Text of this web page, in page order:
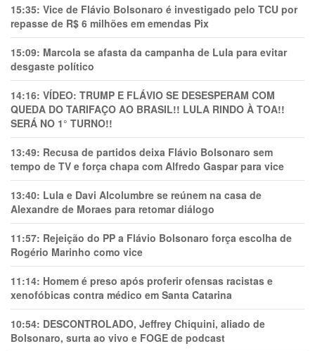
15:35: Vice de Flávio Bolsonaro é investigado pelo TCU por
repasse de R$ 6 milhões em emendas Pix
15:09: Marcola se afasta da campanha de Lula para evitar
desgaste político
14:16: VÍDEO: TRUMP E FLÁVIO SE DESESPERAM COM
QUEDA DO TARIFAÇO AO BRASIL!! LULA RINDO À TOA!!
SERÁ NO 1° TURNO!!
13:49: Recusa de partidos deixa Flávio Bolsonaro sem
tempo de TV e força chapa com Alfredo Gaspar para vice
13:40: Lula e Davi Alcolumbre se reúnem na casa de
Alexandre de Moraes para retomar diálogo
11:57: Rejeição do PP a Flávio Bolsonaro força escolha de
Rogério Marinho como vice
11:14: Homem é preso após proferir ofensas racistas e
xenofóbicas contra médico em Santa Catarina
10:54: DESCONTROLADO, Jeffrey Chiquini, aliado de
Bolsonaro, surta ao vivo e FOGE de podcast